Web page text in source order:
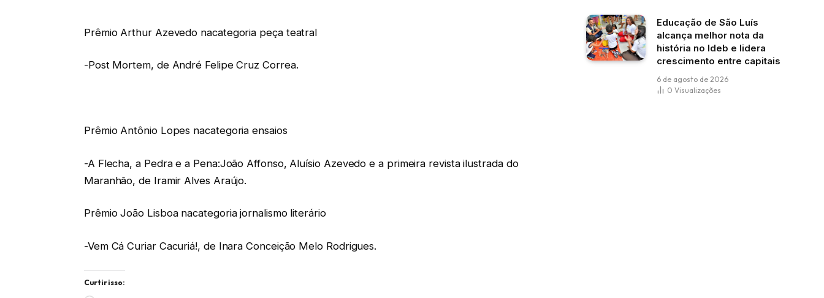
Prêmio Arthur Azevedo nacategoria peça teatral
-Post Mortem, de André Felipe Cruz Correa.
Prêmio Antônio Lopes nacategoria ensaios
-A Flecha, a Pedra e a Pena:João Affonso, Aluísio Azevedo e a primeira revista ilustrada do
Maranhão, de Iramir Alves Araújo.
Prêmio João Lisboa nacategoria jornalismo literário
-Vem Cá Curiar Cacuriá!, de Inara Conceição Melo Rodrigues.
Curtir isso:
Educação de São Luís
alcança melhor nota da
história no Ideb e lidera
crescimento entre capitais
6 de agosto de 2026
0 Visualizações